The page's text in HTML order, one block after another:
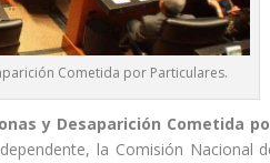
Cometida por Particulares.
y Desaparición Cometida
la Comisión Nacional